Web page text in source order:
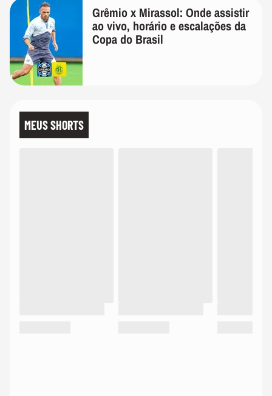
Grêmio x Mirassol: Onde assistir
ao vivo, horário e escalações da
Copa do Brasil
MEUS SHORTS